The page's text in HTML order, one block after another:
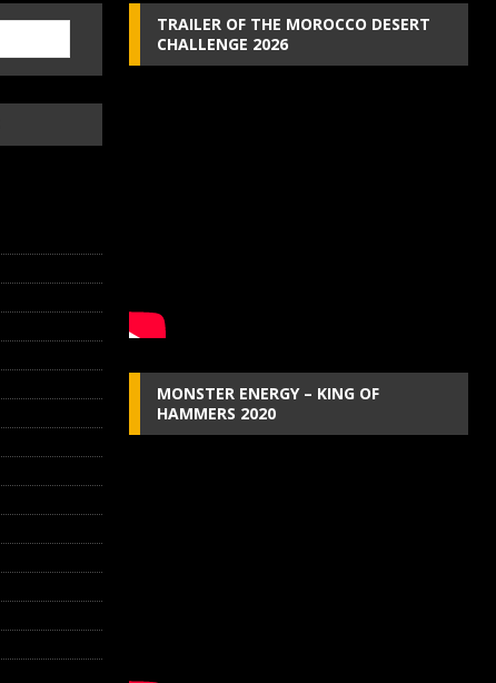
TRAILER OF THE MOROCCO DESERT
CHALLENGE 2026
MONSTER ENERGY – KING OF
HAMMERS 2020